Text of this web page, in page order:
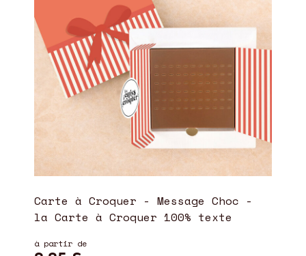
Carte à Croquer - Message Choc -
la Carte à Croquer 100% texte
à partir de